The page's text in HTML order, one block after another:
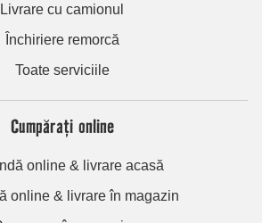
Livrare cu camionul
Închiriere remorcă
Toate serviciile
Cumpărați online
online & livrare acasă
online & livrare în magazin